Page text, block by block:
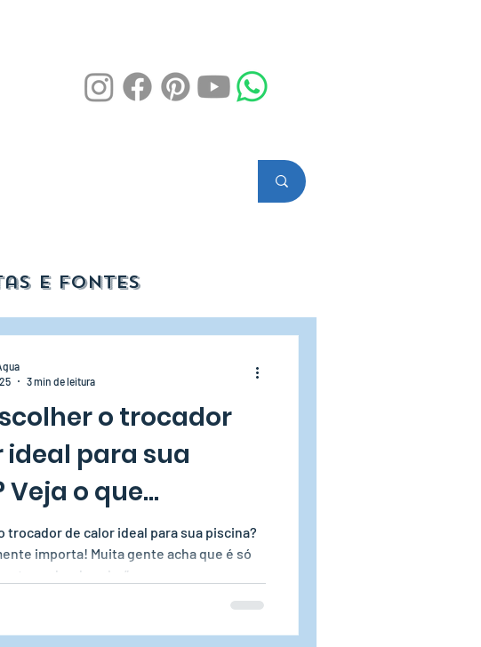
e Fontes
Piscina
o trocador
ideal para sua
Veja o que
importa!
trocador de calor ideal para sua piscina?
gente acha que é só
trocador de calor”, mas sem as
3 min de leitura